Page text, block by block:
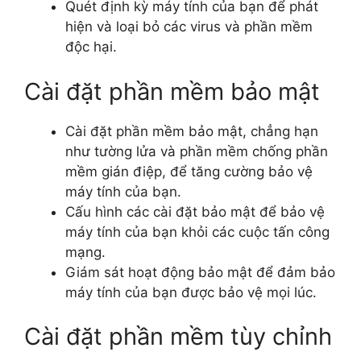
Quét định kỳ máy tính của bạn để phát
hiện và loại bỏ các virus và phần mềm
độc hại.
Cài đặt phần mềm bảo mật
Cài đặt phần mềm bảo mật, chẳng hạn
như tường lửa và phần mềm chống phần
mềm gián điệp, để tăng cường bảo vệ
máy tính của bạn.
Cấu hình các cài đặt bảo mật để bảo vệ
máy tính của bạn khỏi các cuộc tấn công
mạng.
Giám sát hoạt động bảo mật để đảm bảo
máy tính của bạn được bảo vệ mọi lúc.
Cài đặt phần mềm tùy chỉnh